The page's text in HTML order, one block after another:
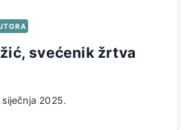
svećenik žrtva
siječnja 2025.